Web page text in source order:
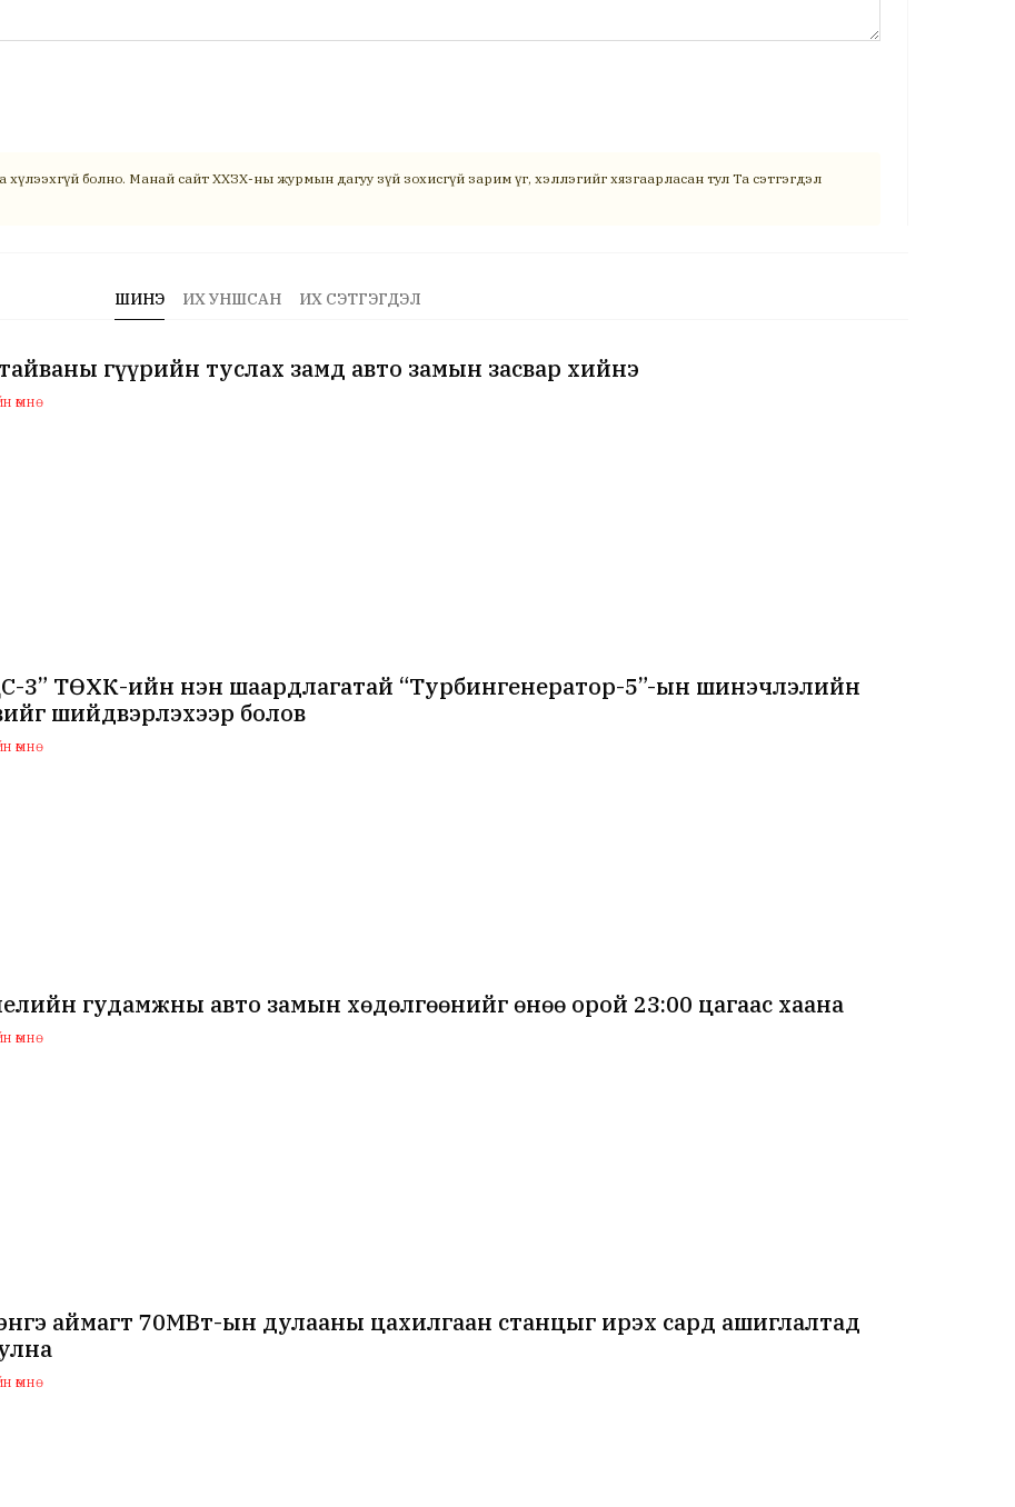
хүлээхгүй болно. Манай сайт ХХЗХ-ны журмын дагуу зүй зохисгүй зарим үг, хэллэгийг хязгаарласан тул Та сэтгэгдэл
ШИНЭ ИХ УНШСАН ИХ СЭТГЭГДЭЛ
гүүрийн туслах замд авто замын засвар хийнэ
өмнө
3” ТӨХК-ийн нэн шаардлагатай “Турбингенератор-5”-ын шинэчлэлийн
шийдвэрлэхээр болов
өмнө
гудамжны авто замын хөдөлгөөнийг өнөө орой 23:00 цагаас хаана
өмнө
аймагт 70МВт-ын дулааны цахилгаан станцыг ирэх сард ашиглалтад
өмнө